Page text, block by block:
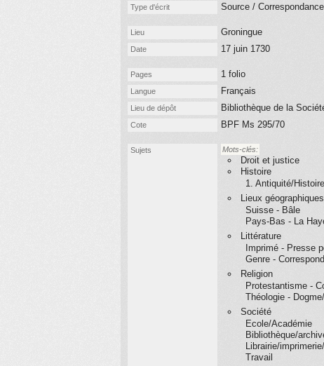
Type d'écrit Source / Correspondance
Lieu Groningue
Date 17 juin 1730
Pages 1 folio
Langue Français
Lieu de dépôt Bibliothèque de la
Cote BPF Ms 295/70
Sujets Mots-clés:
Droit et justice
Histoire
1. Antiquité/
Lieux géographiques
Suisse - Bâle
Pays-Bas - La
Littérature
Imprimé - Presse
Genre -
Religion
Protestantisme -
Théologie -
Société
Ecole/Académie
Bibliothèque/
Librairie/
Travail